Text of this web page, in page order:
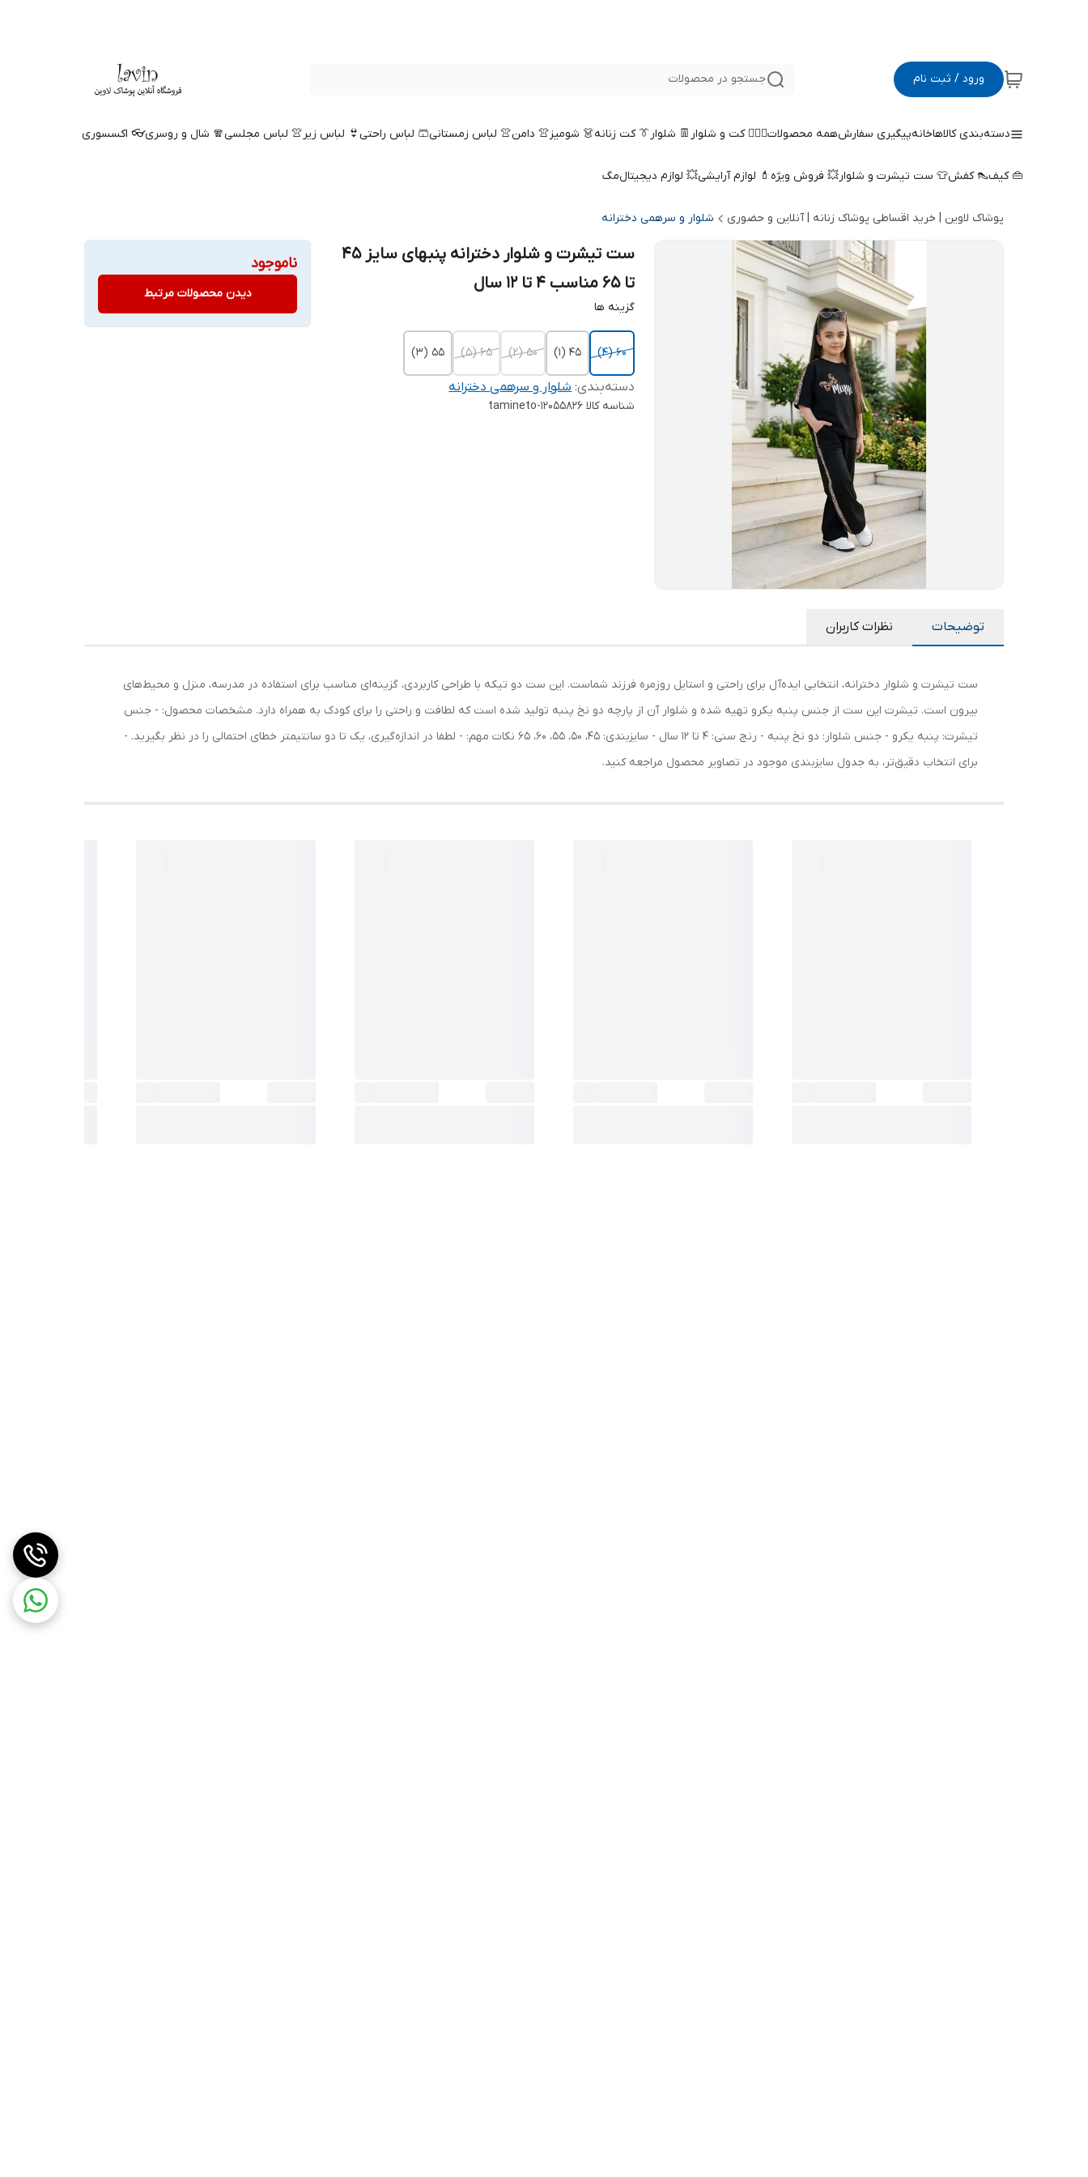
ورود / ثبت نام جستجو در محصولات
دسته‌بندی کالاهاخانهپیگیری سفارشهمه محصولات🤵🏻‍♀️ کت و شلوار 👖 شلوار👔 کت زنانه👗 شومیز👚 دامن👚 لباس زمستانی🩳 لباس راحتی👙 لباس زیر👚 لباس مجلسی🧣 شال و روسری👓 اکسسوری
👜 کیف👠 کفش👕 ست تیشرت و شلوار💥 فروش ویژه 💄 لوازم آرایشی💥 لوازم دیجیتالمگ
پوشاک لاوین | خرید اقساطی پوشاک زنانه | آنلاین و حضوری شلوار و سرهمی دخترانه
ست تیشرت و شلوار دخترانه پنبهای سایز 45
تا 65 مناسب 4 تا 12 سال
گزینه ها
60 (۴) 45 (۱) 50 (۲) 65 (۵) 55 (۳)
دسته‌بندی:شلوار و سرهمی دخترانه
شناسه کالا tamineto-12055826
ناموجود
دیدن محصولات مرتبط
توضیحات نظرات کاربران
ست تیشرت و شلوار دخترانه، انتخابی ایده‌آل برای راحتی و استایل روزمره فرزند شماست. این ست دو تیکه با طراحی کاربردی، گزینه‌ای مناسب برای استفاده در مدرسه، منزل و محیط‌های
بیرون است. تیشرت این ست از جنس پنبه یکرو تهیه شده و شلوار آن از پارچه دو نخ پنبه تولید شده است که لطافت و راحتی را برای کودک به همراه دارد. مشخصات محصول: - جنس
تیشرت: پنبه یکرو - جنس شلوار: دو نخ پنبه - رنج سنی: 4 تا 12 سال - سایزبندی: 45، 50، 55، 60، 65 نکات مهم: - لطفا در اندازه‌گیری، یک تا دو سانتیمتر خطای احتمالی را در نظر بگیرید. -
برای انتخاب دقیق‌تر، به جدول سایزبندی موجود در تصاویر محصول مراجعه کنید.